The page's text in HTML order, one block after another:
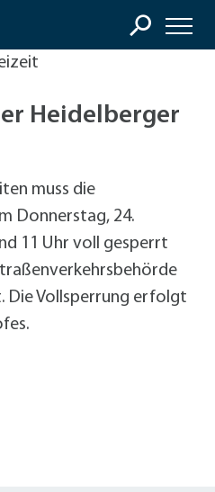
Heidelberger
muss die
Donnerstag, 24.
11 Uhr voll gesperrt
Die Vollsperrung erfolgt